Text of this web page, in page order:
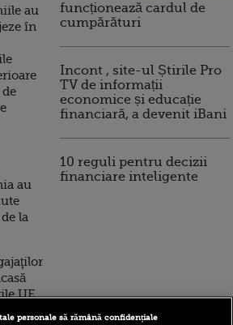
au
în
au
la
UE.
în
funcționează cardul de
cumpărături
Incont , site-ul Știrile Pro
TV de informații
economice și educație
financiară, a devenit iBani
10 reguli pentru decizii
financiare inteligente
personale să rămână confidențiale